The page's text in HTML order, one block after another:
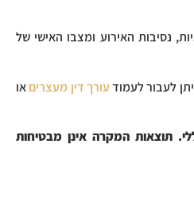
נסיבות האירוע ומצבו האישי של
לעבור לעמודעורך דין מעצריםאו
תוצאות המקרה אינן מבטיחות